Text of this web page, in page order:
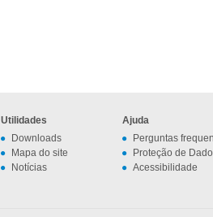
Utilidades
Downloads
Mapa do site
Notícias
Ajuda
Perguntas
Proteção de
Acessibilidade